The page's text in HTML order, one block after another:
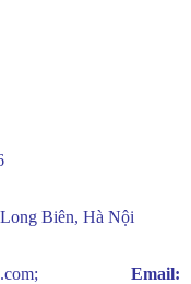
Biên, Hà Nội
; Email: